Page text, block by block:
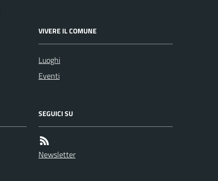
VIVERE IL COMUNE
Luoghi
Eventi
SEGUICI SU
Newsletter